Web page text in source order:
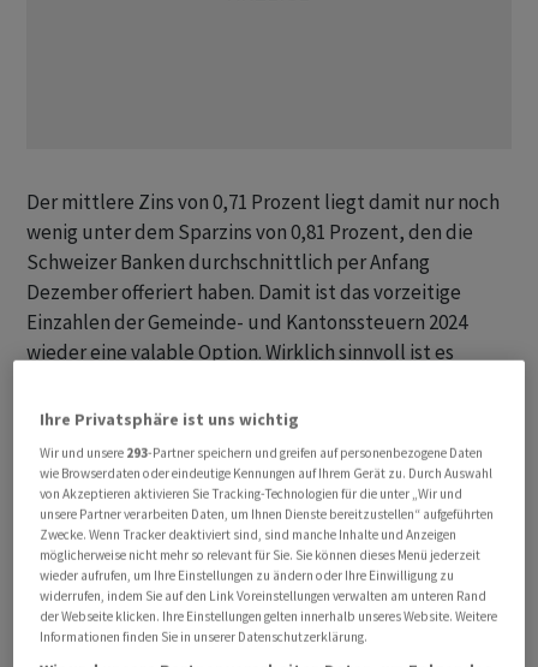
Der mittlere Zins von 0,71 Prozent liegt damit nur noch
wenig unter dem Sparzins von 0,81 Prozent, den die
Schweizer Banken durchschnittlich per Anfang
Dezember offeriert haben. Damit ist das vorzeitige
Einzahlen der Gemeinde- und Kantonssteuern 2024
wieder eine valable Option. Wirklich sinnvoll ist es
begleichen. Hier beträgt der Zinssatz neu 1,25 Prozent.
Bei den vergüteten Sparzinsen und den
Vergütungszinsen auf Steuervorauszahlungen gibt es
sowohl bei den Banken als auch den Kantonen grosse
Unterschiede: Die Bandbreite der Sparzinsen sowie der
Sätze bei den Kantone reicht von null bis 2,00 Prozent.
Deshalb gilt es je nach Kanton sowie Sparzins der
Ihre Privatsphäre ist uns wichtig
Wir und unsere 293-Partner speichern und greifen auf personenbezogene Daten
wie Browserdaten oder eindeutige Kennungen auf Ihrem Gerät zu. Durch Auswahl
von Akzeptieren aktivieren Sie Tracking-Technologien für die unter „Wir und
unsere Partner verarbeiten Daten, um Ihnen Dienste bereitzustellen“ aufgeführten
Zwecke. Wenn Tracker deaktiviert sind, sind manche Inhalte und Anzeigen
möglicherweise nicht mehr so relevant für Sie. Sie können dieses Menü jederzeit
wieder aufrufen, um Ihre Einstellungen zu ändern oder Ihre Einwilligung zu
widerrufen, indem Sie auf den Link Voreinstellungen verwalten am unteren Rand
der Webseite klicken. Ihre Einstellungen gelten innerhalb unseres Website. Weitere
Informationen finden Sie in unserer Datenschutzerklärung.